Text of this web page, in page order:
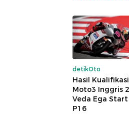
detikOto
Hasil Kualifikasi
Moto3 Inggris
Veda Ega
P16